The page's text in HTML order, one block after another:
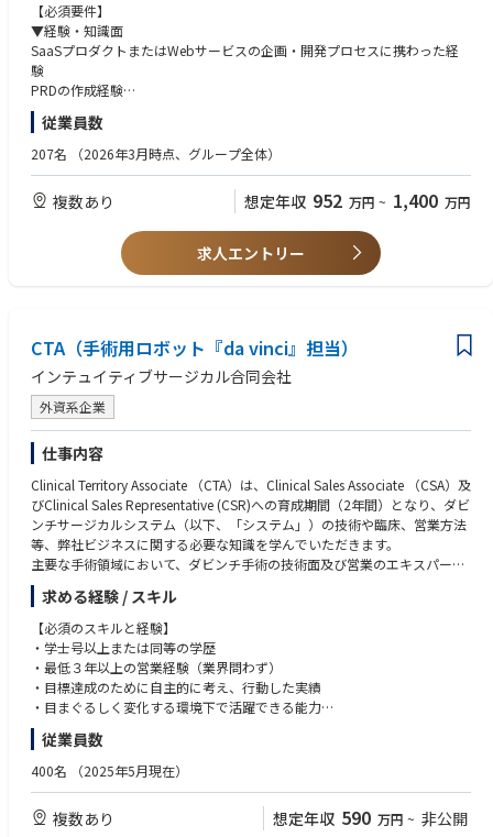
【具体的な挑戦課題】
プロダクト戦略・ビジョン・ロードマップの策定と優先順位付け
データ構造や制約を理解した上での、PRD（プロダクト要件定義書）への
落とし込み
開発・デザイン・CS・マーケティングなど、多様なチームとの共創・合意
形成
■ヌーラボサービスの事業規模拡大
ながら魅力的な製品を提供し続けます。
プロダクト戦略の策定・実行、プロダクトビジョン / ロードマップの策
■プロダクト要件定義とプロジェクトマネジメント
ユーザーストーリーや要件定義などをPRDに落とし込み、開発要件を明確
化します。
エンジニアやデザイナーと協働し、アジャイル開発の手法を活用したプロ
ジェクトを推進します。
■効果測定とデータ分析
パフォーマンス測定、ユーザー行動ログや調査結果の分析・振り返りを通
して、継続的な改善を推進します。
■ステークホルダーとのコミュニケーション
開発、デザイン、カスタマーサクセス、カスタマーサポート、マーケティ
ングチームなど多様なチームとの連携を通じたプロジェクト推進を担いま
す（同社では海外拠点にもデザインチーム、マーケティングチームのメン
バーが在籍しています）。
ユーザーやコミュニティとの対話（インタビュー、ユーザーフィードバッ
ク）を通じたニーズの把握を進めます。
【必須要件】
▼経験・知識面
SaaSプロダクトまたはWebサービスの企画・開発プロセスに携わった経
験
PRDの作成経験
エンジニアやデザイナーとの協業経験
アジャイル開発（Scrum / Kanbanなど）の手法を用いたPM経験
定量・定性データ分析の基礎知識およびBIツールの利用経験
▼素養・スキル面
遊び心を持って取り組むことができる
顧客の声をただ聞くだけでなく、ヌーラボのミッションに共感してプロダ
クト開発に取り組んでいただきたいと考えます。
進んでアウトプット・言語化できるスキル
英語でのコミュニケーションに抵抗がない方（翻訳ツールの利用可 / 今後
海外メンバーとの連携を強化していきます）
【歓迎要件】
バックオフィス向け事業に関するユーザー像・ドメインの深い解像度
ユーザーリサーチ・インタビューの実施および開発プロセスへの組み込
み、改善をリードした経験
データ分析スキル（SQL / Mixpanel / Tableau等の利用経験）とクリエイ
ティブな発想を併せ持つ方
UXデザインやUI設計に関する知識、またはプロジェクトマネジメント関連
の資格（PMP等）
従業員数
207名 （2026年3月時点、グループ全体）
複数あり 想定年収 952 万円 ~ 1,400 万円
求人エントリー
CTA（手術用ロボット『da vinci』担当）
インテュイティブサージカル合同会社
外資系企業
仕事内容
Clinical Territory Associate （CTA）は、Clinical Sales Associate （CSA）及
びClinical Sales Representative (CSR)への育成期間（2年間）となり、ダビ
ンチサージカルシステム（以下、「システム」）の技術や臨床、営業方法
等、弊社ビジネスに関する必要な知識を学んでいただきます。
主要な手術領域において、ダビンチ手術の技術面及び営業のエキスパート
となるためのトレーニングを受け、配属されたエリアでの営業活動を通し
てシステム導入後の稼働率を最大化するサポートを行います。
基本的な職務
• 医師や医療スタッフに対して、ダビンチ手術テクノロジートレーニング
パスウェイ（初症例を実施される前に修了いただくことが必須となるトレ
ーニングプログラム）とスキルアップ過程について説明する。
• 医師や医療スタッフに対して、オンサイトトレーニング（実機を使用し
研修）を実施する。
• 担当施設全診療科のTR100トレーニング（ダビンチ執刀医が認定証取得
のために行うラボトレーニング）の練習を担当する。
• 医師や医療スタッフに対して、製品のデモンストレーションやインサー
ビス（製品の説明と実際にシステムを触りながら理解していただく）を主
求める経験 / スキル
【必須のスキルと経験】
・学士号以上または同等の学歴
・最低３年以上の営業経験（業界問わず）
・目標達成のために自主的に考え、行動した実績
・目まぐるしく変化する環境下で活躍できる能力
・誠実さ、素直さを兼ね備え、責任感を持った行動ができる方
・MS Office（Excel/Word/PPT）の基礎的な知識
・日本語ネイティブ、もしくはN1相当レベル
【望ましいスキルと経験】
従業員数
400名 （2025年5月現在）
複数あり 想定年収 590 万円 ~ 非公開